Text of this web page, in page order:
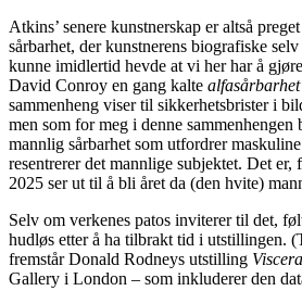
Atkins’ senere kunstnerskap er altså
sårbarhet, der kunstnerens biografiske
kunne imidlertid hevde at vi her har å
David Conroy en gang kalte alfasårbarhet
sammenheng viser til sikkerhetsbrister i
men som for meg i denne sammenhengen
mannlig sårbarhet som utfordrer
resentrerer det mannlige subjektet. Det er,
2025 ser ut til å bli året da (den hvite)
Selv om verkenes patos inviterer til det,
hudløs etter å ha tilbrakt tid i utstillingen.
fremstår Donald Rodneys utstilling
Gallery i London – som inkluderer den